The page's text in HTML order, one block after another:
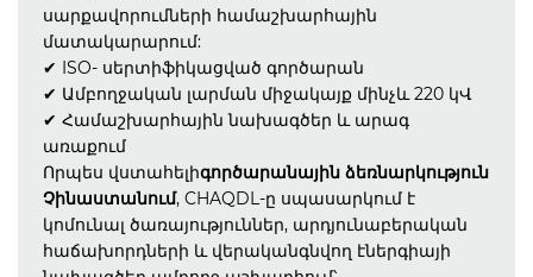
սարքավորումների համաշխարհային
մատակարարում:
✔ ISO- սերտիֆիկացված գործարան
✔ Ամբողջական լարման միջակայք մինչև 220 կՎ
✔ Համաշխարհային նախագծեր և արագ
առաքում
Որպես վստահելիգործարանային ձեռնարկություն
Չինաստանում, CHAQDL-ը սպասարկում է
կոմունալ ծառայություններ, արդյունաբերական
հաճախորդների և վերականգնվող էներգիայի